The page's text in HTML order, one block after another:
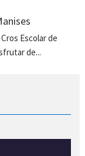
Escolar de
de...